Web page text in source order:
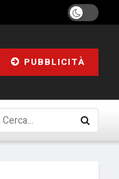
PUBBLICITÀ